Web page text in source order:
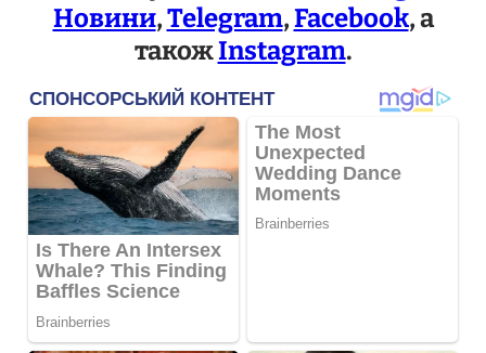
Новини,Telegram,Facebook, а
такожInstagram.